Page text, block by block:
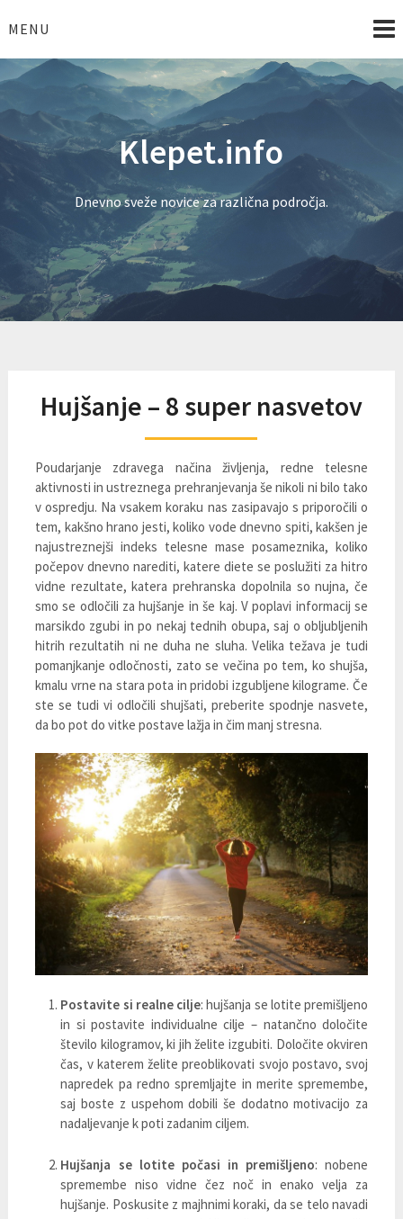
toMENU
Klepet.info
Dnevno sveže novice za različna področja.
Hujšanje – 8 super nasvetov
Poudarjanje zdravega načina življenja, redne telesne
aktivnosti in ustreznega prehranjevanja še nikoli ni bilo tako
v ospredju. Na vsakem koraku nas zasipavajo s priporočili o
tem, kakšno hrano jesti, koliko vode dnevno spiti, kakšen je
najustreznejši indeks telesne mase posameznika, koliko
počepov dnevno narediti, katere diete se poslužiti za hitro
vidne rezultate, katera prehranska dopolnila so nujna, če
smo se odločili za hujšanje in še kaj. V poplavi informacij se
marsikdo zgubi in po nekaj tednih obupa, saj o obljubljenih
hitrih rezultatih ni ne duha ne sluha. Velika težava je tudi
pomanjkanje odločnosti, zato se večina po tem, ko shujša,
kmalu vrne na stara pota in pridobi izgubljene kilograme. Če
ste se tudi vi odločili shujšati, preberite spodnje nasvete,
da bo pot do vitke postave lažja in čim manj stresna.
Postavite si realne cilje: hujšanja se lotite premišljeno
in si postavite individualne cilje – natančno določite
število kilogramov, ki jih želite izgubiti. Določite okviren
čas, v katerem želite preoblikovati svojo postavo, svoj
napredek pa redno spremljajte in merite spremembe,
saj boste z uspehom dobili še dodatno motivacijo za
nadaljevanje k poti zadanim ciljem.
Hujšanja se lotite počasi in premišljeno: nobene
spremembe niso vidne čez noč in enako velja za
hujšanje. Poskusite z majhnimi koraki, da se telo navadi